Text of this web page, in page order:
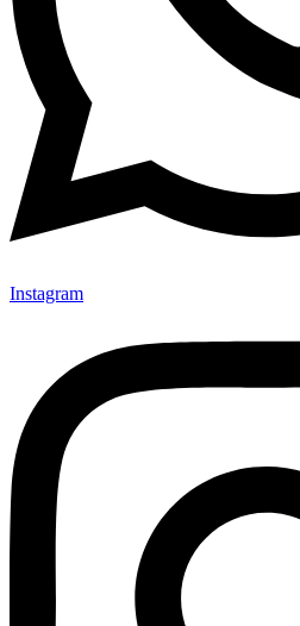
Instagram